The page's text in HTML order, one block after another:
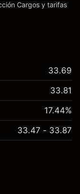
Cargos
Cargos y tarifas
33.69
33.81
17.44%
33.47 - 33.87